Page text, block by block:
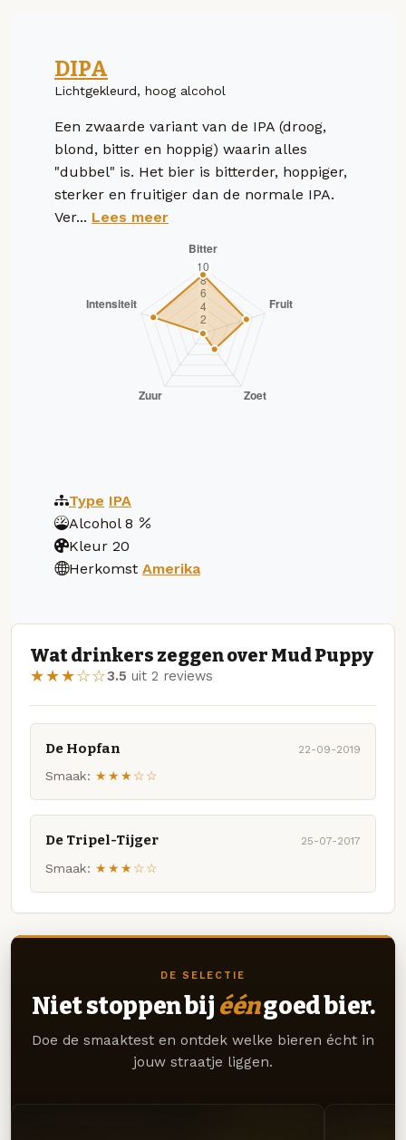
DIPA
Lichtgekleurd, hoog alcohol
Een zwaarde variant van de IPA (droog,
blond, bitter en hoppig) waarin alles
"dubbel" is. Het bier is bitterder, hoppiger,
sterker en fruitiger dan de normale IPA.
Ver... Lees meer
Type IPA
Alcohol 8
Kleur 20
Herkomst Amerika
Wat drinkers zeggen over Mud Puppy
★★★☆☆3.5 uit 2 reviews
De Hopfan 22-09-2019
Smaak: ★★★☆☆
De Tripel-Tijger 25-07-2017
Smaak: ★★★☆☆
DE SELECTIE
Niet stoppen bij ééngoed bier.
Doe de smaaktest en ontdek welke bieren écht in
jouw straatje liggen.